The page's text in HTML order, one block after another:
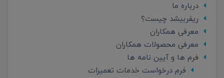
درباره ما
ریفربیشد چیست؟
معرفی همکاران
معرفی محصولات همکاران
فرم ها و آیین نامه ها
فرم درخواست خدمات تعمیرات